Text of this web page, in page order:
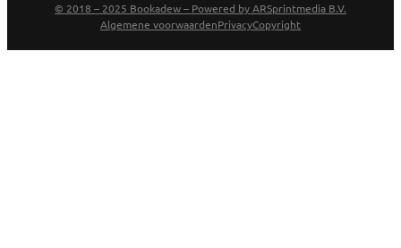
© 2018 – 2025 Bookadew – Powered by ARSprintmedia B.V.
Algemene voorwaardenPrivacyCopyright